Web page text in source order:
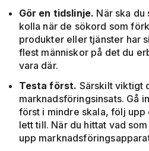
Gör en tidslinje. När ska du
kolla när de sökord som
produkter eller tjänster har
flest människor på det du
vara där.
Testa först. Särskilt viktigt
marknadsföringsinsats. Gå
först i mindre skala, följ
lett till. När du hittat vad
upp